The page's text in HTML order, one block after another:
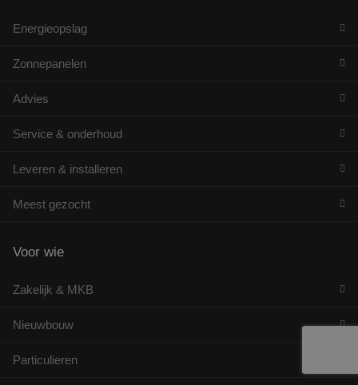
Energieopslag
Zonnepanelen
Advies
Service & onderhoud
Leveren & installeren
Meest gezocht
Voor wie
Zakelijk & MKB
Nieuwbouw
Particulieren